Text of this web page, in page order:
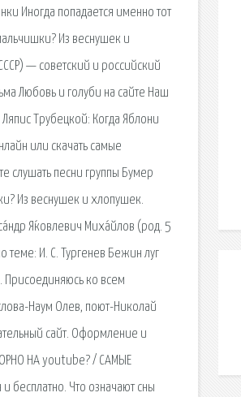
Иногда попадается именно тот
Из веснушек и
— советский и российский
Любовь и голуби на сайте Наш
Трубецкой: Когда Яблони
или скачать самые
слушать песни группы Бумер
Из веснушек и хлопушек.
Я́ковлевич Миха́йлов (род. 5
теме: И. С. Тургенев Бежин луг
Присоединяюсь ко всем
Наум Олев, поют-Николай
сайт. Оформление и
НА youtube? / САМЫЕ
бесплатно. Что означают сны